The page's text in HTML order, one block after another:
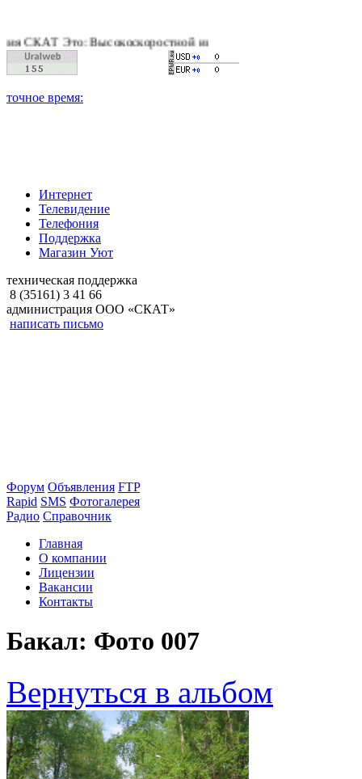
Это: Высокоскоростной интернет, качественное
Интернет
Телевидение
Телефония
Поддержка
Магазин Уют
техническая поддержка
8 (35161) 3 41 66
администрация ООО «СКАТ»
написать письмо
Форум Объявления FTP
Rapid SMS Фотогалерея
Радио Справочник
Главная
О компании
Лицензии
Вакансии
Контакты
Бакал: Фото 007
Вернуться в альбом